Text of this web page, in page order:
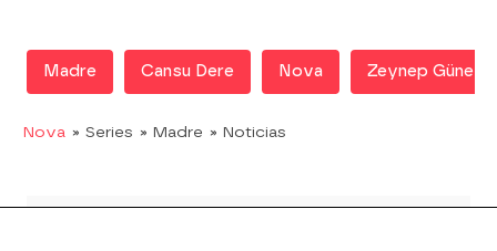
Madre Cansu Dere Nova Zeynep Günes
Nova » Series » Madre » Noticias